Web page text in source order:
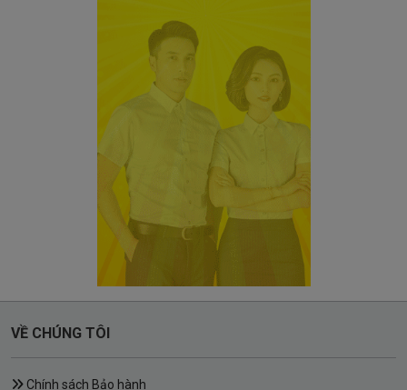
VỀ CHÚNG TÔI
Chính sách Bảo hành